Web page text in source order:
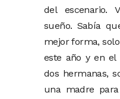
del escenario.
sueño. Sabía
mejor forma,
este año y en
dos hermanas,
una madre